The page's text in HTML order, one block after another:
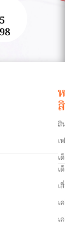
สิ
เ
เ
เ
เ
เ
เ